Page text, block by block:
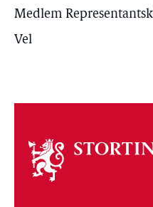
Medlem
Vel
Om
stortinget